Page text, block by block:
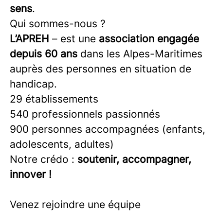
sens.
Qui sommes-nous ?
L’APREH – est une association engagée
depuis 60 ans dans les Alpes-Maritimes
auprès des personnes en situation de
handicap.
29 établissements
540 professionnels passionnés
900 personnes accompagnées (enfants,
adolescents, adultes)
Notre crédo : soutenir, accompagner,
innover !
Venez rejoindre une équipe